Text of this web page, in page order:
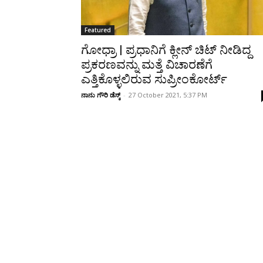
Featured
ಗೋಧ್ರಾ | ಪ್ರಧಾನಿಗೆ ಕ್ಲೀನ್ ಚಿಟ್‌ ನೀಡಿದ್ದ
ಪ್ರಕರಣವನ್ನು ಮತ್ತೆ ವಿಚಾರಣೆಗೆ
ಎತ್ತಿಕೊಳ್ಳಲಿರುವ ಸುಪ್ರೀಂಕೋರ್ಟ್
ನಾನು ಗೌರಿ ಡೆಸ್ಕ್ - 27 October 2021, 5:37 PM